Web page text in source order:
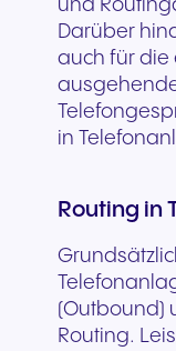
und
Darüber
auch für die
in
Routing in
(Outbound)
Routing.